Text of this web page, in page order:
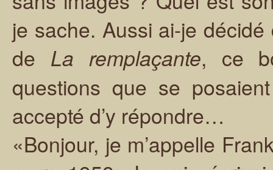
je sache. Aussi ai-je décidé
de La remplaçante, ce
questions que se
accepté d’y répondre…
«Bonjour, je m’appelle